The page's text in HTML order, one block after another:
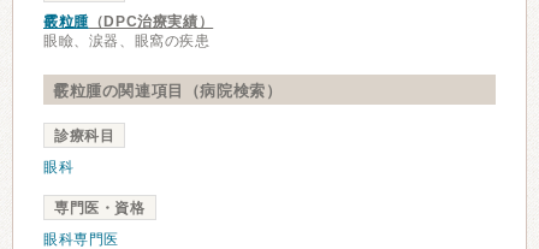
霰粒腫（DPC治療実績）
眼瞼、涙器、眼窩の疾患
霰粒腫の関連項目（病院検索）
診療科目
眼科
専門医・資格
眼科専門医